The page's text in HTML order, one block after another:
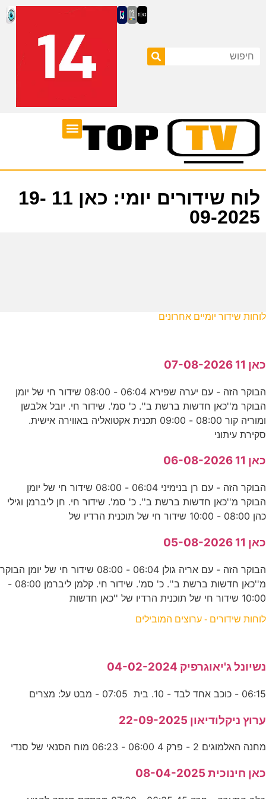
לוח שידורים יומי: כאן 11 19-
09-2025
לוחות שידור יומיים אחרונים
כאן 11 07-08-2026
הבוקר הזה - עם יערה שפירא 06:04 - 08:00 שידור חי של יומן
הבוקר מ''כאן חדשות ברשת ב''. כ' סמ'. שידור חי. יובל אלבשן
ומוריה קור 08:00 - 09:00 תכנית אקטואליה באווירה אישית.
סקירת עיתוני
כאן 11 06-08-2026
הבוקר הזה - עם רן בנימיני 06:04 - 08:00 שידור חי של יומן
הבוקר מ''כאן חדשות ברשת ב''. כ' סמ'. שידור חי. חן ליברמן וגילי
כהן 08:00 - 10:00 שידור חי של תוכנית הרדיו של
כאן 11 05-08-2026
הבוקר הזה - עם אריה גולן 06:04 - 08:00 שידור חי של יומן הבוקר
מ''כאן חדשות ברשת ב''. כ' סמ'. שידור חי. קלמן ליברמן 08:00 -
10:00 שידור חי של תוכנית הרדיו של ''כאן חדשות
לוחות שידורים - ערוצים המובילים
נשיונל ג'יאוגרפיק 04-02-2024
06:15 - כוכב אחד לבד - 10. בית 07:05 - מבט על: מצרים
ערוץ ניקלודיאון 22-09-2025
מחנה האלמוגים 2 - פרק 4 06:00 - 06:23 מוח הסנאי של סנדי
כאן חינוכית 08-04-2025